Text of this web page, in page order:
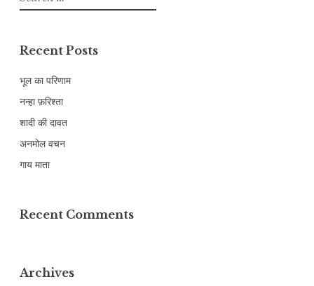
for:
Recent Posts
भूल का परिणाम
नन्हा फ़रिश्ता
शादी की दावत
अनमोल वचन
गाय माता
Recent Comments
Archives